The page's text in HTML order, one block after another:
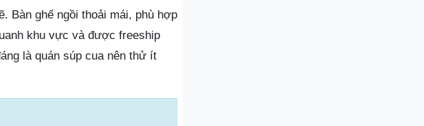
Bàn ghế ngồi thoải mái, phù hợp
khu vực và được freeship
là quán súp cua nên thử ít